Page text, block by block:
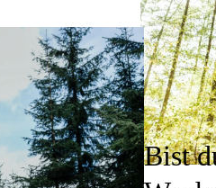
Bist